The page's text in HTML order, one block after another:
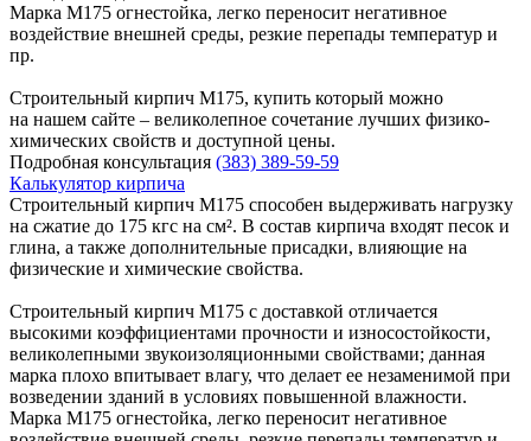
Марка М175 огнестойка, легко переносит негативное
воздействие внешней среды, резкие перепады температур и
пр.
Строительный кирпич М175, купить который можно
на нашем сайте – великолепное сочетание лучших физико-
химических свойств и доступной цены.
Подробная консультация (383) 389-59-59
Калькулятор кирпича
Строительный кирпич М175 способен выдерживать нагрузку
на сжатие до 175 кгс на см². В состав кирпича входят песок и
глина, а также дополнительные присадки, влияющие на
физические и химические свойства.
Строительный кирпич М175 с доставкой отличается
высокими коэффициентами прочности и износостойкости,
великолепными звукоизоляционными свойствами; данная
марка плохо впитывает влагу, что делает ее незаменимой при
возведении зданий в условиях повышенной влажности.
Марка М175 огнестойка, легко переносит негативное